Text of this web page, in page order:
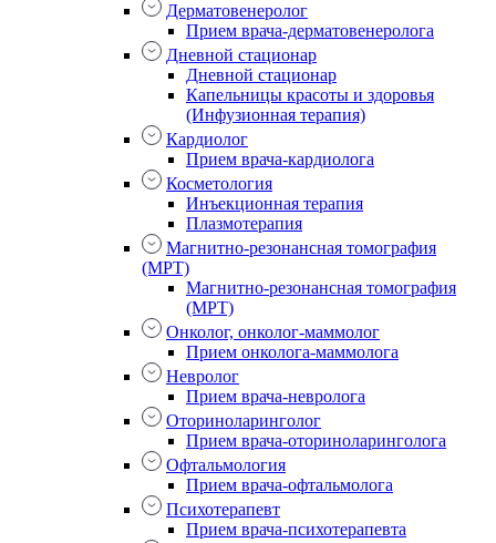
Дерматовенеролог
Прием врача-дерматовенеролога
Дневной стационар
Дневной стационар
Капельницы красоты и здоровья
(Инфузионная терапия)
Кардиолог
Прием врача-кардиолога
Косметология
Инъекционная терапия
Плазмотерапия
Магнитно-резонансная томография
(МРТ)
Магнитно-резонансная томография
(МРТ)
Онколог, онколог-маммолог
Прием онколога-маммолога
Невролог
Прием врача-невролога
Оториноларинголог
Прием врача-оториноларинголога
Офтальмология
Прием врача-офтальмолога
Психотерапевт
Прием врача-психотерапевта